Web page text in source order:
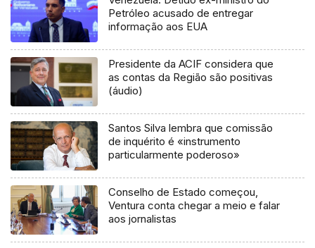
Petróleo acusado de entregar
informação aos EUA
Presidente da ACIF considera que
as contas da Região são positivas
(áudio)
Santos Silva lembra que comissão
de inquérito é «instrumento
particularmente poderoso»
Conselho de Estado começou,
Ventura conta chegar a meio e falar
aos jornalistas